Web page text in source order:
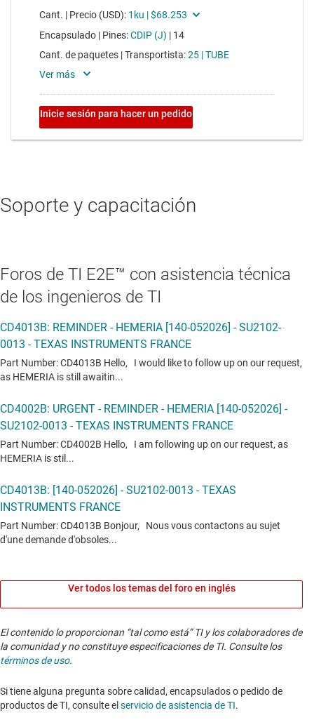
Soporte y capacitación
Foros de TI E2E™ con asistencia técnica
de los ingenieros de TI
Ver todos los temas del foro en inglés
El contenido lo proporcionan “tal como está” TI y los colaboradores de
la comunidad y no constituye especificaciones de TI. Consulte los
términos de uso.
Si tiene alguna pregunta sobre calidad, encapsulados o pedido de
productos de TI, consulte el servicio de asistencia de TI. ​​​​​​​​​​​​​​